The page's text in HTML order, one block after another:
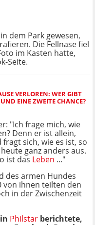
dem Park gewesen,
Die Fellnase fiel
im Kasten hatte,
Seite.
VERLOREN: WER GIBT
EINE ZWEITE CHANCE?
"Ich frage mich, wie
Denn er ist allein,
sich, wie es ist, so
ganz anders aus.
ist das Leben ..."
des armen Hundes
von ihnen teilten den
in der Zwischenzeit
Philstar berichtete,